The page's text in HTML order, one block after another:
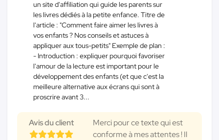
un site d'affiliation qui guide les parents sur
les livres dédiés à la petite enfance. Titre de
l'article : "Comment faire aimer les livres à
vos enfants ? Nos conseils et astuces à
appliquer aux tous-petits" Exemple de plan :
- Introduction : expliquer pourquoi favoriser
l'amour de la lecture est important pour le
développement des enfants (et que c'est la
meilleure alternative aux écrans qui sont à
proscrire avant 3...
Avis du client
Merci pour ce texte qui est
conforme à mes attentes ! Il